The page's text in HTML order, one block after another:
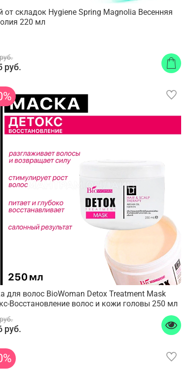
от cкладок Hygiene Spring Magnolia Весенняя
220 мл
руб.
для волос BioWoman Detox Treatment Mask
Восстановление волос и кожи головы 250 мл
руб.